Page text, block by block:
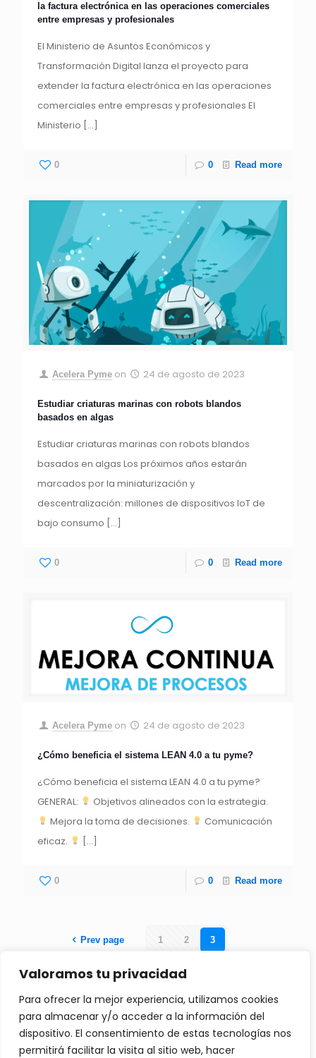
Valoramos tu privacidad
Para ofrecer la mejor experiencia, utilizamos cookies
para almacenar y/o acceder a la información del
dispositivo. El consentimiento de estas tecnologías nos
permitirá facilitar la visita al sitio web, hacer
la factura electrónica en las operaciones comerciales
entre empresas y profesionales
El Ministerio de Asuntos Económicos y
Transformación Digital lanza el proyecto para
extender la factura electrónica en las operaciones
comerciales entre empresas y profesionales El
Ministerio […]
0 0 Read more
Acelera Pyme on 24 de agosto de 2023
Estudiar criaturas marinas con robots blandos
basados en algas​
Estudiar criaturas marinas con robots blandos
basados en algas Los próximos años estarán
marcados por la miniaturización y
descentralización: millones de dispositivos IoT de
bajo consumo […]
0 0 Read more
Acelera Pyme on 24 de agosto de 2023
¿Cómo beneficia el sistema LEAN 4.0 a tu pyme?​
¿Cómo beneficia el sistema LEAN 4.0 a tu pyme?
GENERAL:
Objetivos alineados con la estrategia.
Mejora la toma de decisiones.
Comunicación
eficaz.
[…]
0 0 Read more
Prev page 1 2 3
Copyright ©2023 | Todos los derechos reservados | Desarrollado con
cariño porDIGITALICE SU PYME
Política de Privacidad